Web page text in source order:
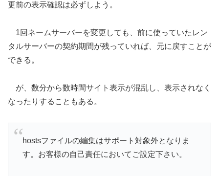
更前の表示確認は必ずしよう。
1回ネームサーバーを変更しても、前に使っていたレン
タルサーバーの契約期間が残っていれば、元に戻すことが
できる。
が、数分から数時間サイト表示が混乱し、表示されなく
なったりすることもある。
hostsファイルの編集はサポート対象外となりま
す。お客様の自己責任においてご設定下さい。